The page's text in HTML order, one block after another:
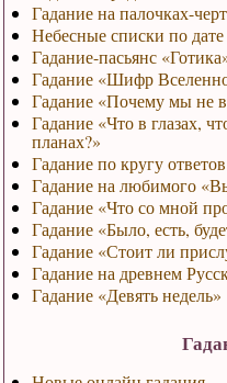
Гадание на палочках-
Небесные списки по
Гадание-пасьянс
Гадание «Шифр
Гадание «Почему мы не
Гадание «Что в глазах,
планах?»
Гадание по кругу ответов
Гадание на любимого
Гадание «Что со мной
Гадание «Было, есть,
Гадание «Стоит ли
Гадание на древнем
Гадание «Девять недель»